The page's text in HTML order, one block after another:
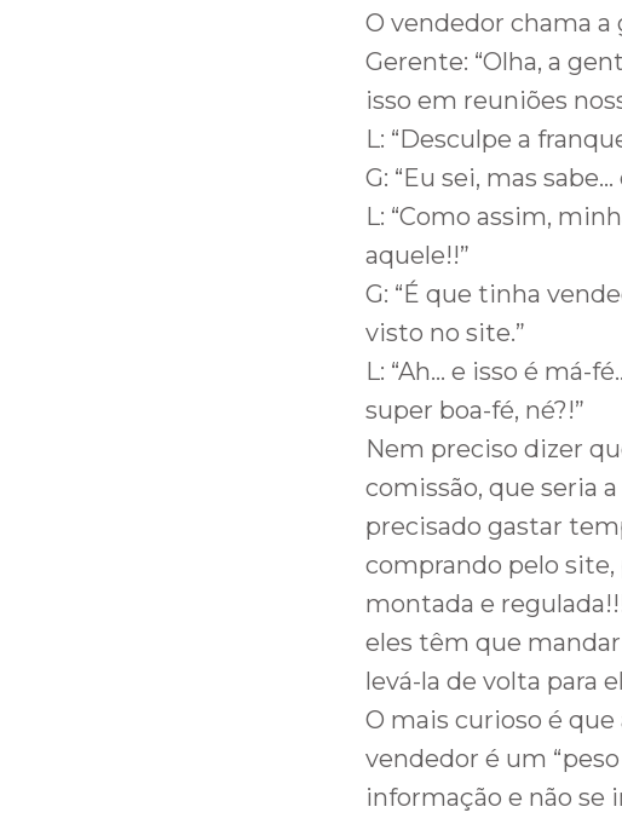
O vendedor chama a
Gerente: “Olha, a
isso em reuniões
L: “Desculpe a
G: “Eu sei, mas
L: “Como assim,
aquele!!”
G: “É que tinha
visto no site.”
L: “Ah… e isso é má-
super boa-fé, né?!”
Nem preciso dizer
comissão, que seria
precisado gastar
comprando pelo site,
montada e
eles têm que
levá-la de volta para
O mais curioso é
vendedor é um
informação e não se